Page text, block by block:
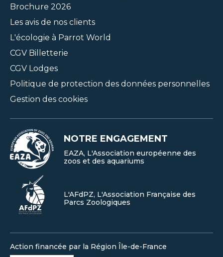
Brochure 2026
Les avis de nos clients
L'écologie à Parrot World
CGV Billetterie
CGV Lodges
Politique de protection des données personnelles
Gestion des cookies
NOTRE ENGAGEMENT
EAZA, L'Association européenne des
zoos et des aquariums
L'AFdPZ, L'Association Française des
Parcs Zoologiques
Action financée par la Région Île-de-France